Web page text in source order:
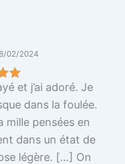
02/2024
et j’ai adoré. Je
dans la foulée.
pensées en
dans un état de
légère. […] On